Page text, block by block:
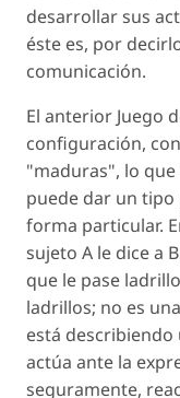
desarrollar sus
éste es, por
comunicación.
El anterior Juego
configuración,
"maduras", lo
puede dar un
forma particular.
sujeto A le dice a
que le pase
ladrillos; no es
está describiendo
actúa ante la
seguramente,